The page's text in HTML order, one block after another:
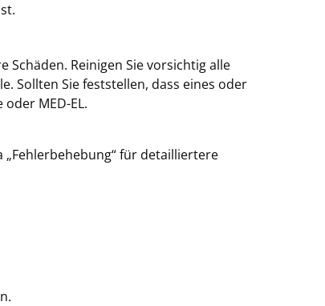
Reinigen Sie vorsichtig alle
Sollten Sie feststellen, dass eines oder
MED-EL.
„Fehlerbehebung“ für detailliertere